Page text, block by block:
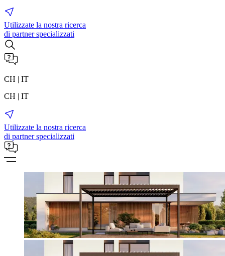
Utilizzate la nostra ricerca
di partner specializzati
CH | IT
CH | IT
Utilizzate la nostra ricerca
di partner specializzati